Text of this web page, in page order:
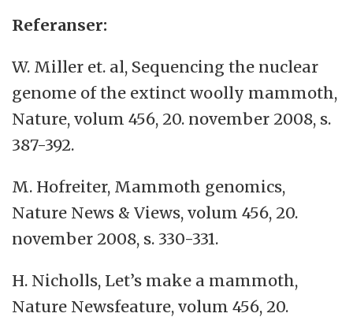
Referanser:
W. Miller et. al, Sequencing the nuclear
genome of the extinct woolly mammoth,
Nature, volum 456, 20. november 2008, s.
387-392.
M. Hofreiter, Mammoth genomics,
Nature News & Views, volum 456, 20.
november 2008, s. 330-331.
H. Nicholls, Let’s make a mammoth,
Nature Newsfeature, volum 456, 20.